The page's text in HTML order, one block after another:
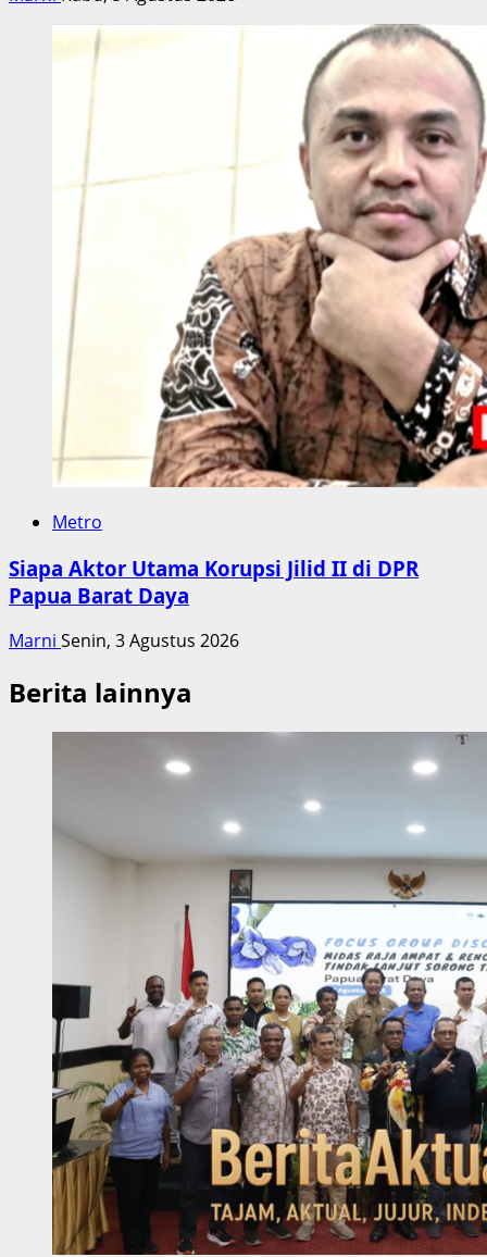
Metro
Siapa Aktor Utama Korupsi Jilid II di DPR
Papua Barat Daya
Marni Senin, 3 Agustus 2026
Berita lainnya